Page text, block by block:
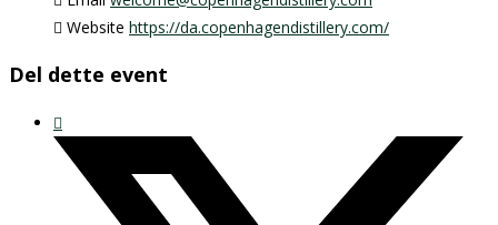
Website https://da.copenhagendistillery.com/
Del dette event